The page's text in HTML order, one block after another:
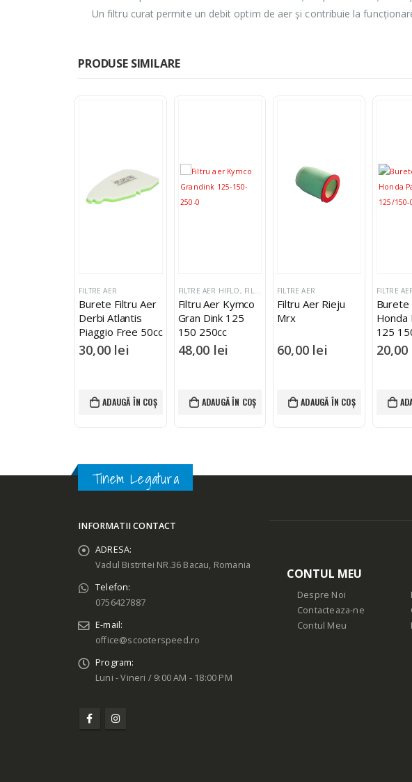
Un filtru curat permite un debit optim de aer și contribuie la
PRODUSE SIMILARE
FILTRE AER
Burete Filtru Aer
Derbi Atlantis
Piaggio Free 50cc
100cc 4T
30,00 lei
ADAUGĂ ÎN COȘ
FILTRE AER HIFLO, FILTRE AER
Filtru Aer Kymco
Gran Dink 125
150 250cc
48,00 lei
ADAUGĂ ÎN COȘ
FILTRE AER
Filtru Aer Rieju
Mrx
60,00 lei
ADAUGĂ ÎN COȘ
FILTRE
Burete
Honda
125
20,00
Tinem Legatura
INFORMATII CONTACT
ADRESA:
Vadul Bistritei NR.36 Bacau, Romania
Telefon:
0756427887
E-mail:
office@scooterspeed.ro
Program:
Luni - Vineri / 9:00 AM - 18:00 PM
CONTUL MEU
Despre Noi
Contacteaza-ne
Contul Meu